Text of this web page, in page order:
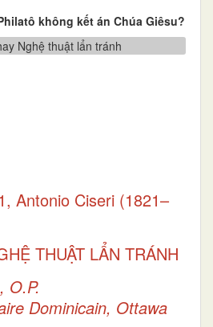
không kết án Chúa Giêsu?
Antonio Ciseri (1821–
THUẬT LẨN TRÁNH
O.P.
Dominicain, Ottawa